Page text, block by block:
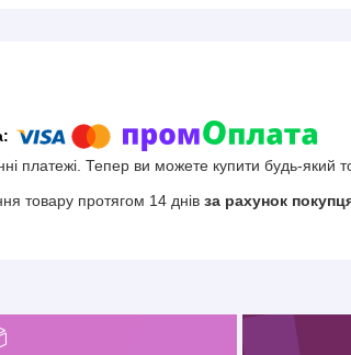
платежі. Тепер ви можете купити будь-який
товару протягом 14 днів за рахунок